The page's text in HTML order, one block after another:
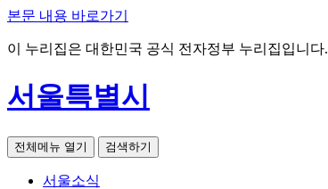
본문 내용 바로가기
이 누리집은 대한민국 공식 전자정부 누리집입니다.
서울특별시
전체메뉴 열기 검색하기
서울소식